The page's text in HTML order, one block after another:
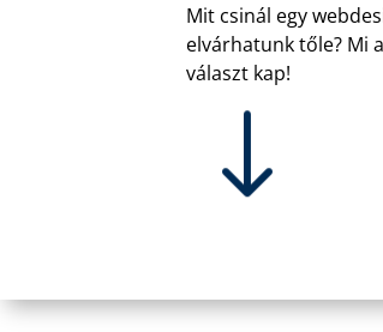
Mit csinál egy
elvárhatunk tőle? Mi
választ kap!
"